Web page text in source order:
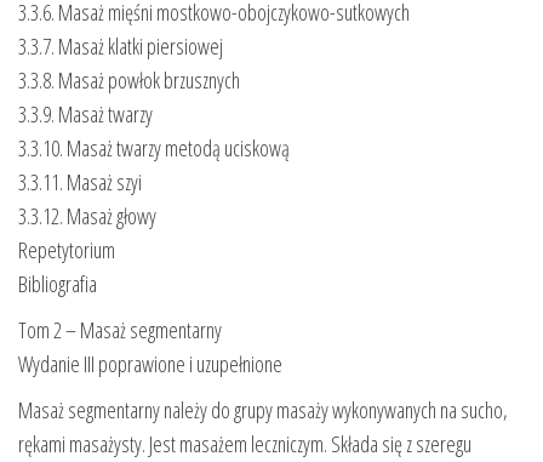
3.3.6. Masaż mięśni mostkowo-obojczykowo-sutkowych
3.3.7. Masaż klatki piersiowej
3.3.8. Masaż powłok brzusznych
3.3.9. Masaż twarzy
3.3.10. Masaż twarzy metodą uciskową
3.3.11. Masaż szyi
3.3.12. Masaż głowy
Repetytorium
Bibliografia
Tom 2 – Masaż segmentarny
Wydanie III poprawione i uzupełnione
Masaż segmentarny należy do grupy masaży wykonywanych na sucho,
rękami masażysty. Jest masażem leczniczym. Składa się z szeregu